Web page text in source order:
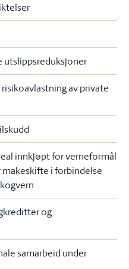
utslippsreduksjoner
av private
innkjøpt for verneformål
i forbindelse
og
samarbeid under